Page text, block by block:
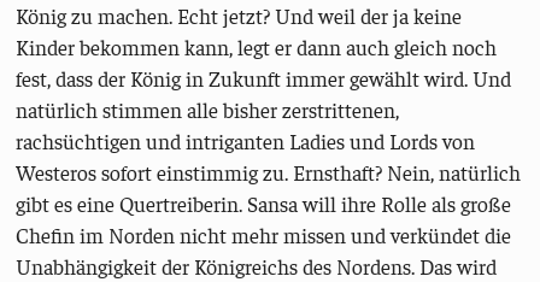
König zu machen. Echt jetzt? Und weil der ja keine
Kinder bekommen kann, legt er dann auch gleich noch
fest, dass der König in Zukunft immer gewählt wird. Und
natürlich stimmen alle bisher zerstrittenen,
rachsüchtigen und intriganten Ladies und Lords von
Westeros sofort einstimmig zu. Ernsthaft? Nein, natürlich
gibt es eine Quertreiberin. Sansa will ihre Rolle als große
Chefin im Norden nicht mehr missen und verkündet die
Unabhängigkeit der Königreichs des Nordens. Das wird